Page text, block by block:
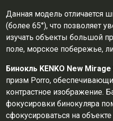
Данная модель отличается
(более 65°), что позволяет
изучать объекты большой
поле, морское побережье,
Бинокль KENKO New Mirage
призм Porro,
контрастное изображение.
фокусировки бинокуляра
сфокусироваться на